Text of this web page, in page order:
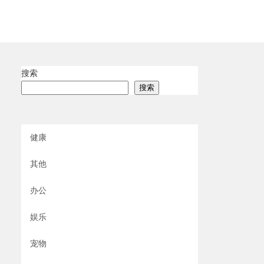
搜索
搜索
健康
其他
办公
娱乐
宠物